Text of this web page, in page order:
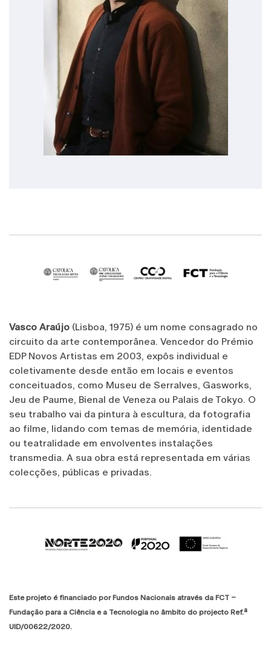
Vasco Araújo (Lisboa, 1975) é um nome consagrado no
circuito da arte contemporânea. Vencedor do Prémio
EDP Novos Artistas em 2003, expôs individual e
coletivamente desde então em locais e eventos
conceituados, como Museu de Serralves, Gasworks,
Jeu de Paume, Bienal de Veneza ou Palais de Tokyo. O
seu trabalho vai da pintura à escultura, da fotografia
ao filme, lidando com temas de memória, identidade
ou teatralidade em envolventes instalações
transmedia. A sua obra está representada em várias
colecções, públicas e privadas.
Este projeto é financiado por Fundos Nacionais através da FCT –
Fundação para a Ciência e a Tecnologia no âmbito do projecto Ref.ª
UID/00622/2020.